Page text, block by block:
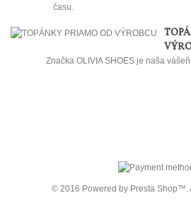
času.
Značka OLIVIA SHOES je naša
© 2016 Powered by Presta Shop™.